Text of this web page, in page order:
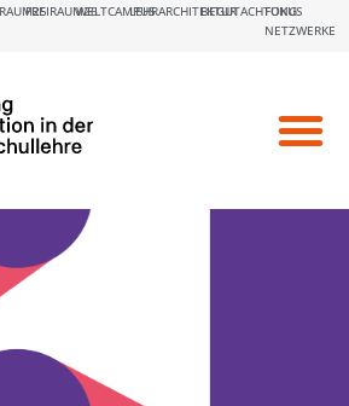
FREIRAUM26WELTCAMPUSLEHRARCHITEKTURBEGUTACHTUNG
FOKUS
NETZWERKE